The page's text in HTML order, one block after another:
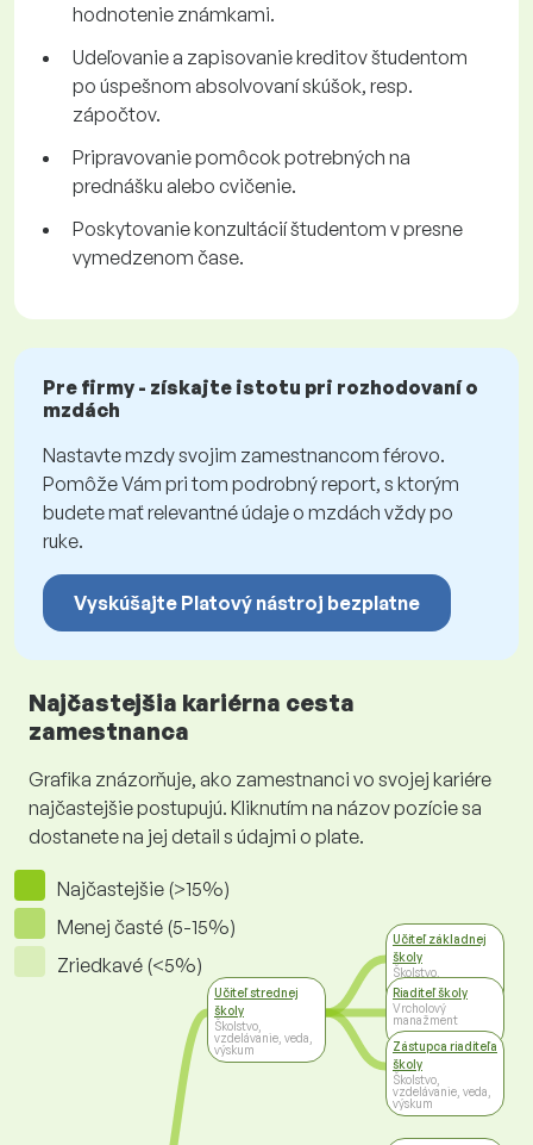
hodnotenie známkami.
Udeľovanie a zapisovanie kreditov študentom
po úspešnom absolvovaní skúšok, resp.
zápočtov.
Pripravovanie pomôcok potrebných na
prednášku alebo cvičenie.
Poskytovanie konzultácií študentom v presne
vymedzenom čase.
Pre firmy - získajte istotu pri rozhodovaní o
mzdách
Nastavte mzdy svojim zamestnancom férovo.
Pomôže Vám pri tom podrobný report, s ktorým
budete mať relevantné údaje o mzdách vždy po
ruke.
Vyskúšajte Platový nástroj bezplatne
Najčastejšia kariérna cesta
zamestnanca
Grafika znázorňuje, ako zamestnanci vo svojej kariére
najčastejšie postupujú. Kliknutím na názov pozície sa
dostanete na jej detail s údajmi o plate.
Najčastejšie (>15%)
Menej časté (5-15%)
Zriedkavé (<5%)
Učiteľ strednej
školy
Školstvo,
vzdelávanie, veda,
výskum
Učiteľ základnej
školy
Školstvo,
vzdelávanie, veda,
výskum
Riaditeľ školy
Vrcholový
manažment
Zástupca riaditeľa
školy
Školstvo,
vzdelávanie, veda,
výskum